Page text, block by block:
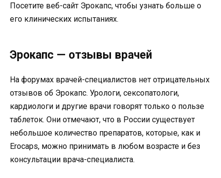
Посетите веб-сайт Эрокапс, чтобы узнать больше о
его клинических испытаниях.
Эрокапс — отзывы врачей
На форумах врачей-специалистов нет отрицательных
отзывов об Эрокапс. Урологи, сексопатологи,
кардиологи и другие врачи говорят только о пользе
таблеток. Они отмечают, что в России существует
небольшое количество препаратов, которые, как и
Erocaps, можно принимать в любом возрасте и без
консультации врача-специалиста.